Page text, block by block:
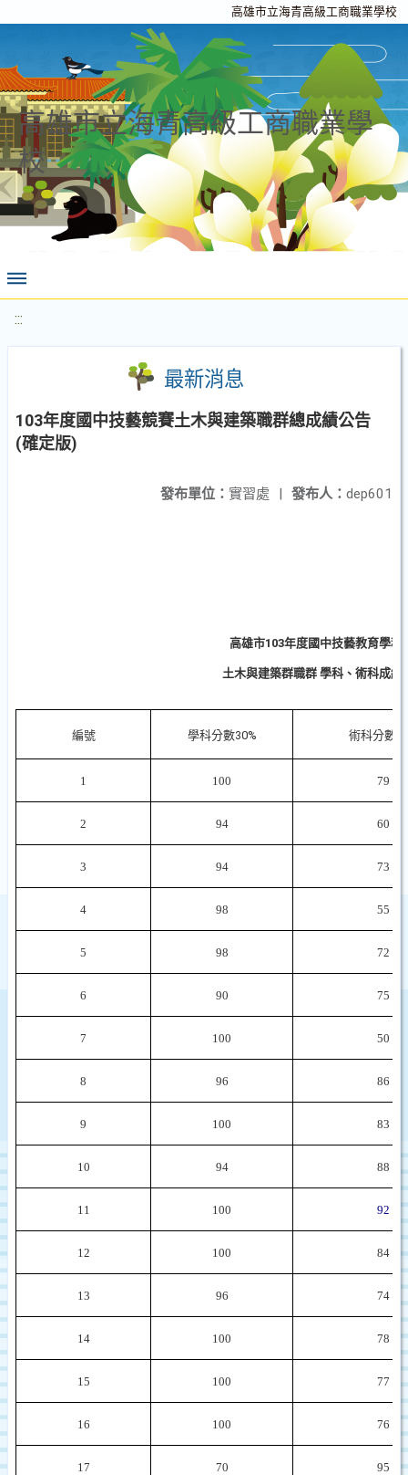
高雄市立海青高級工商職業學校
高雄市立海青高級工商職業學
校
:::
最新消息
103年度國中技藝競賽土木與建築職群總成績公告
(確定版)
發布人： dep601
發布單位： 實習處 |
高雄市103年度國中技藝教育學程
土木與建築群職群 學科、術科成績
編號 學科分數30% 術科分數
1 100 79
2 94 60
3 94 73
4 98 55
5 98 72
6 90 75
7 100 50
8 96 86
9 100 83
10 94 88
11 100 92
12 100 84
13 96 74
14 100 78
15 100 77
16 100 76
17 70 95